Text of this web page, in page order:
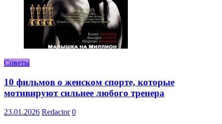
Советы
10 фильмов о женском спорте, которые
мотивируют сильнее любого тренера
23.01.2026 Redactor 0